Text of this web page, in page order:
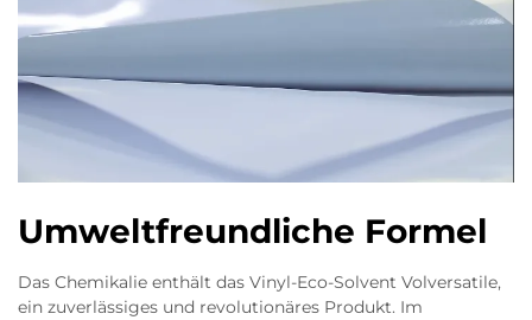
Umweltfreundliche Formel
Das Chemikalie enthält das Vinyl-Eco-Solvent Volversatile,
ein zuverlässiges und revolutionäres Produkt. Im